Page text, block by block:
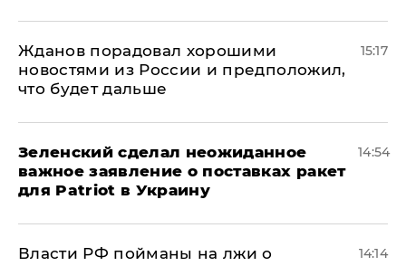
Жданов порадовал хорошими
новостями из России и предположил,
что будет дальше
15:17
Зеленский сделал неожиданное
важное заявление о поставках ракет
для Patriot в Украину
14:54
Власти РФ пойманы на лжи о
14:14